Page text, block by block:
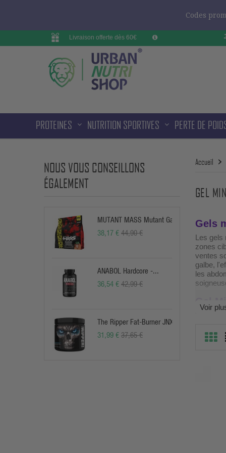
Codes
Livraison offerte dès 60€
PROTEINES NUTRITION SPORTIVES PERTE DE
NOUS VOUS CONSEILLONS
ÉGALEMENT
MUTANT MASS Mutant Gainer
38,17 € 44,90 €
ANABOL Hardcore -...
36,54 € 42,99 €
The Ripper Fat-Burner JNX
31,99 € 37,65 €
Accueil
GEL
Gels
Les gels
zones
ventes
galbe,
les
Voir